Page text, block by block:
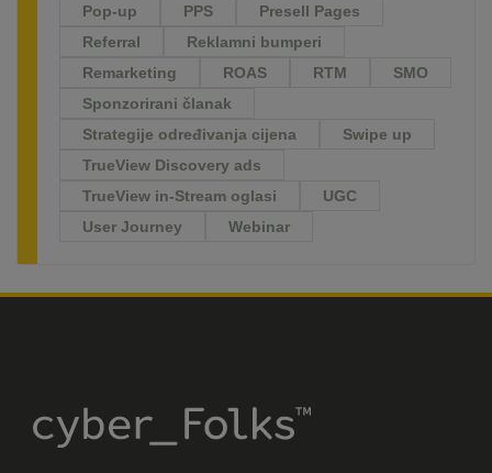
Pop-up
PPS
Presell Pages
Referral
Reklamni bumperi
Remarketing
ROAS RTM
SMO
Sponzorirani članak
Strategije određivanja cijena
Swipe up
TrueView Discovery ads
TrueView in-Stream oglasi
UGC
User Journey
Webinar